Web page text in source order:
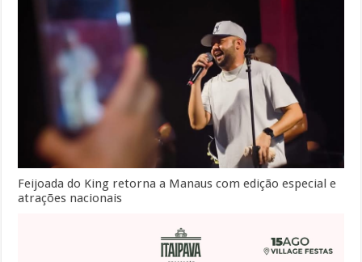
Feijoada do King retorna a Manaus com edição especial e
atrações nacionais